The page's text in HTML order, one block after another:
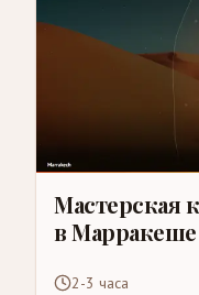
Мастерская
в Марракеше
2-3 часа